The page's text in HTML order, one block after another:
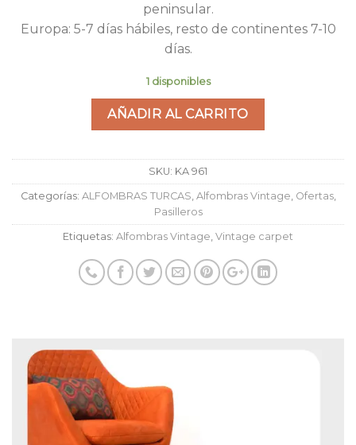
peninsular.
Europa: 5-7 días hábiles, resto de continentes 7-10
días.
1 disponibles
AÑADIR AL CARRITO
SKU: KA 961
Categorías: ALFOMBRAS TURCAS, Alfombras Vintage, Ofertas,
Pasilleros
Etiquetas: Alfombras Vintage, Vintage carpet